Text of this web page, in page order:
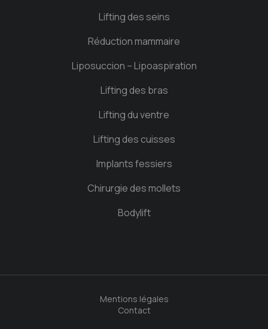
Lifting des seins
Réduction mammaire
Liposuccion – Lipoaspiration
Lifting des bras
Lifting du ventre
Lifting des cuisses
Implants fessiers
Chirurgie des mollets
Bodylift
Mentions légales
Contact